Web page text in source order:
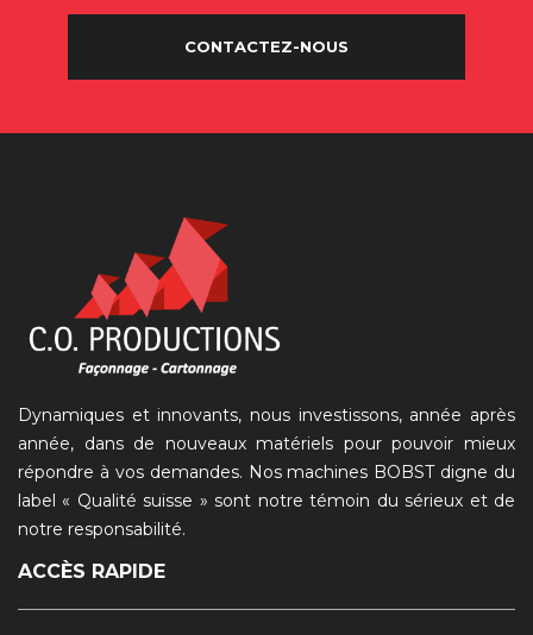
CONTACTEZ-NOUS
Dynamiques et innovants, nous investissons, année après
année, dans de nouveaux matériels pour pouvoir mieux
répondre à vos demandes. Nos machines BOBST digne du
label « Qualité suisse » sont notre témoin du sérieux et de
notre responsabilité.
ACCÈS RAPIDE